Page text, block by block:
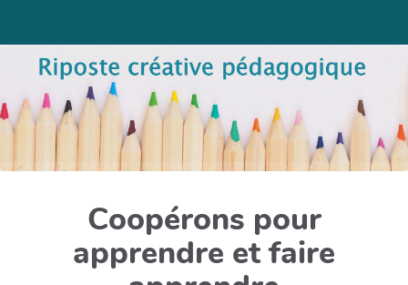
Coopérons pour
apprendre et faire